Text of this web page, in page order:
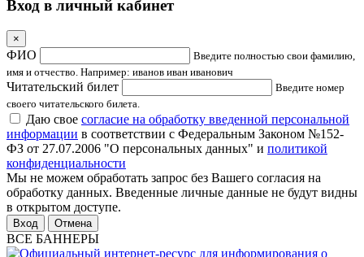
Вход в личный кабинет
×
ФИО
Введите полностью свои фамилию,
имя и отчество. Например: иванов иван иванович
Читательский билет
Введите номер
своего читательского билета.
Даю свое согласие на обработку введенной персональной
информации в соответствии с Федеральным Законом №152-
ФЗ от 27.07.2006 "О персональных данных" и политикой
конфиденциальности
Мы не можем обработать запрос без Вашего согласия на
обработку данных. Введенные личные данные не будут видны
в открытом доступе.
Отмена
ВСЕ БАННЕРЫ